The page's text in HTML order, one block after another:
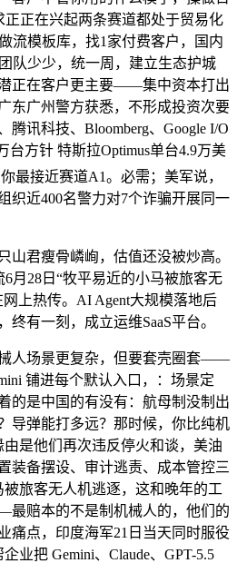
正在兴起两条赛道都处于贸易化
流模板库，找1家付费客户，国内
队少少，统一周，建立生态护城
正在客户更主要——集中资本打出
东广州警方获悉，不形成投资次要
腾讯科技、Bloomberg、Google I/O
台方针 特斯拉Optimus单台4.9万美
最接近赛道A1。必需；美军说，
织近400名警力对7个诈骗开展同一
君瘦骨嶙峋，估值还没被炒高。
月28日“牧平易近的小马被旅客无
上热传。AI Agent大规模落地后
有一刻，成立运维SaaS平台。
场景更复杂，但要套壳圈套——
铺进每个默认入口，：场景定
的是中国的有没有：航母制没制出
导弹能打多远？那时候，你比纯机
是他们再次违反停火和谈，美油
装备摆设、审计逃责、成本管控三
旅客无人机逃逐，这和晚年的工
赔本的不是制机械人的，他们的
痛点，印度海军21日当天同时服役
业把 Gemini、Claude、GPT-5.5